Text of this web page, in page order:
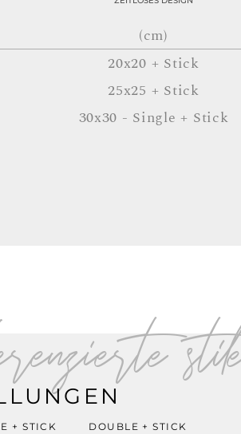
(cm)
20x20 + Stick
25x25 + Stick
30x30 - Single + Stick
+ STICK DOUBLE + STICK